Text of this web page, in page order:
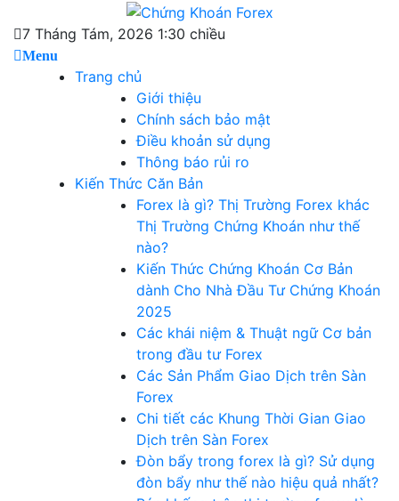
content
Chứng Khoán Forex
Blog chia sẻ về Chứng Khoán và Forex
7 Tháng Tám, 2026 1:30 chiều
Menu
Trang chủ
Giới thiệu
Chính sách bảo mật
Điều khoản sử dụng
Thông báo rủi ro
Kiến Thức Căn Bản
Forex là gì? Thị Trường Forex khác
Thị Trường Chứng Khoán như thế
nào?
Kiến Thức Chứng Khoán Cơ Bản
dành Cho Nhà Đầu Tư Chứng Khoán
2025
Các khái niệm & Thuật ngữ Cơ bản
trong đầu tư Forex
Các Sản Phẩm Giao Dịch trên Sàn
Forex
Chi tiết các Khung Thời Gian Giao
Dịch trên Sàn Forex
Đòn bẩy trong forex là gì? Sử dụng
đòn bẩy như thế nào hiệu quả nhất?